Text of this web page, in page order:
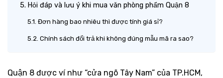
Hỏi đáp và lưu ý khi mua văn phòng phẩm Quận 8
Đơn hàng bao nhiêu thì được tính giá sỉ?
Chính sách đổi trả khi không đúng mẫu mã ra sao?
Quận 8 được ví như “cửa ngõ Tây Nam” của TP.HCM,